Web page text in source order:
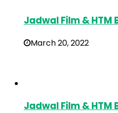
Jadwal Film &
March 20, 2022
Jadwal Film &